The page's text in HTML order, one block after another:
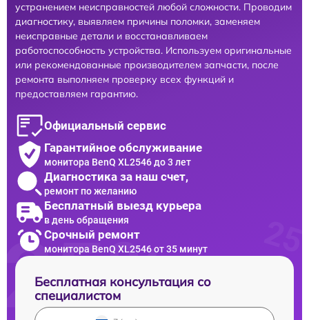
устранением неисправностей любой сложности. Проводим
диагностику, выявляем причины поломки, заменяем
неисправные детали и восстанавливаем
работоспособность устройства. Используем оригинальные
или рекомендованные производителем запчасти, после
ремонта выполняем проверку всех функций и
предоставляем гарантию.
Официальный сервис
Гарантийное обслуживание
монитора BenQ XL2546 до 3 лет
Диагностика за наш счет,
ремонт по желанию
Бесплатный выезд курьера
в день обращения
Срочный ремонт
монитора BenQ XL2546 от 35 минут
Бесплатная консультация со
специалистом